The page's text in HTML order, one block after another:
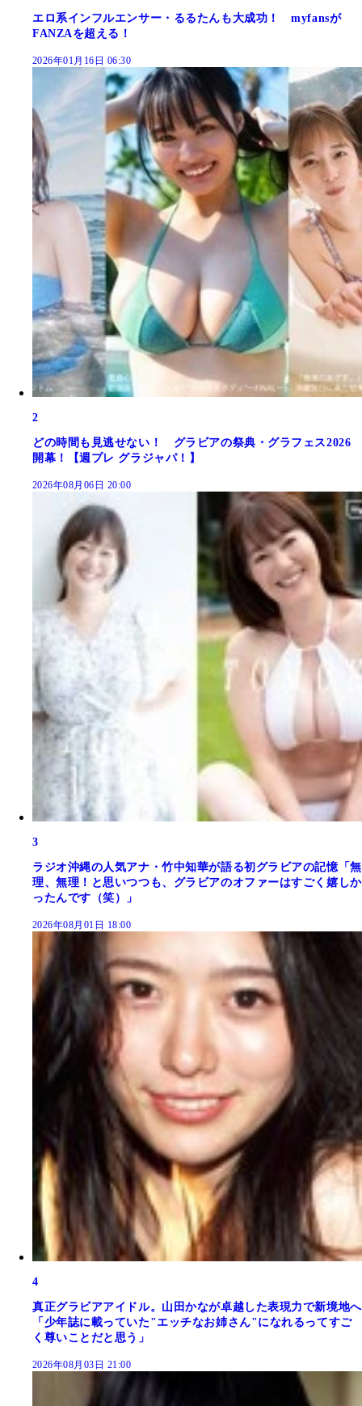
エロ系インフルエンサー・るるたんも大成功！ myfansが
FANZAを超える！
2026年01月16日 06:30
2
どの時間も見逃せない！ グラビアの祭典・グラフェス2026
開幕！【週プレ グラジャパ！】
2026年08月06日 20:00
3
ラジオ沖縄の人気アナ・竹中知華が語る初グラビアの記憶「無
理、無理！と思いつつも、グラビアのオファーはすごく嬉しか
ったんです（笑）」
2026年08月01日 18:00
4
真正グラビアアイドル。山田かなが卓越した表現力で新境地へ
「少年誌に載っていた"エッチなお姉さん"になれるってすご
く尊いことだと思う」
2026年08月03日 21:00